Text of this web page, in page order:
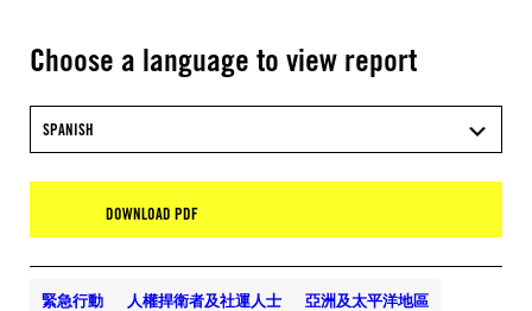
Choose a language to view report
SPANISH
DOWNLOAD PDF
緊急行動 人權捍衛者及社運人士 亞洲及太平洋地區